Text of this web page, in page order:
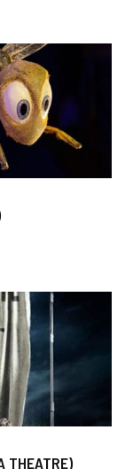
THEATRE)